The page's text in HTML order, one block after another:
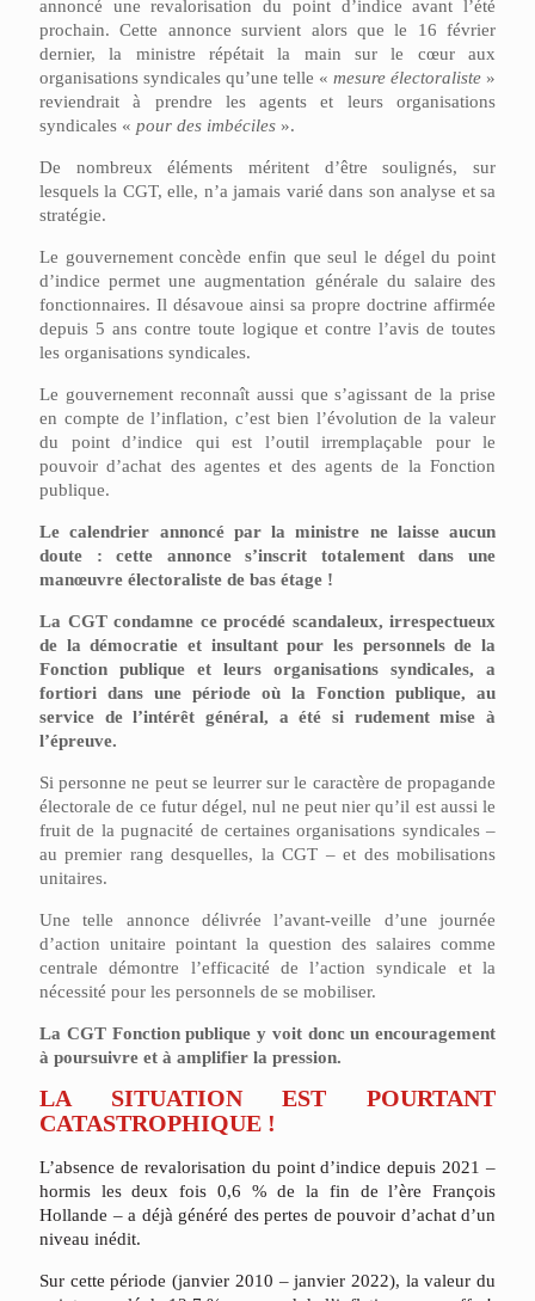
annoncé une revalorisation du point d’indice avant l’été
prochain.Cette annonce survient alors que le 16 février
dernier, la ministre répétait la main sur le cœur aux
organisations syndicales qu’une telle « mesure électoraliste »
reviendrait à prendre les agents et leurs organisations
syndicales « pour des imbéciles ».
De nombreux éléments méritent d’être soulignés, sur
lesquels la CGT, elle, n’a jamais varié dans son analyse et sa
stratégie.
Le gouvernement concède enfin que seul le dégel du point
d’indice permet une augmentation générale du salaire des
fonctionnaires. Il désavoue ainsi sa propre doctrine affirmée
depuis 5 ans contre toute logique et contre l’avis de toutes
les organisations syndicales.
Le gouvernement reconnaît aussi que s’agissant de la prise
en compte de l’inflation, c’est bien l’évolution de la valeur
du point d’indice qui est l’outil irremplaçable pour le
pouvoir d’achat des agentes et des agents de la Fonction
publique.
Le calendrier annoncé par la ministre ne laisse aucun
doute : cette annonce s’inscrit totalement dans une
manœuvre électoraliste de bas étage !
La CGT condamne ce procédé scandaleux, irrespectueux
de la démocratie et insultant pour les personnels de la
Fonction publique et leurs organisations syndicales, a
fortiori dans une période où la Fonction publique, au
service de l’intérêt général, a été si rudement mise à
l’épreuve.
Si personne ne peut se leurrer sur le caractère de propagande
électorale de ce futur dégel, nul ne peut nier qu’il est aussi le
fruit de la pugnacité de certaines organisations syndicales –
au premier rang desquelles, la CGT – et des mobilisations
unitaires.
Une telle annonce délivrée l’avant-veille d’une journée
d’action unitaire pointant la question des salaires comme
centrale démontre l’efficacité de l’action syndicale et la
nécessité pour les personnels de se mobiliser.
La CGT Fonction publique y voit donc un encouragement
à poursuivre et à amplifier la pression.
LA SITUATION EST POURTANT
CATASTROPHIQUE !
L’absence de revalorisation du point d’indice depuis 2021 –
hormis les deux fois 0,6 % de la fin de l’ère François
Hollande – a déjà généré des pertes de pouvoir d’achat d’un
niveau inédit.
Sur cette période (janvier 2010 – janvier 2022), la valeur du